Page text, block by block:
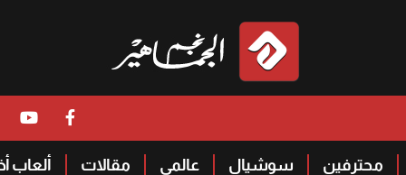
محترفين سوشيال عالمي مقالات ألعاب